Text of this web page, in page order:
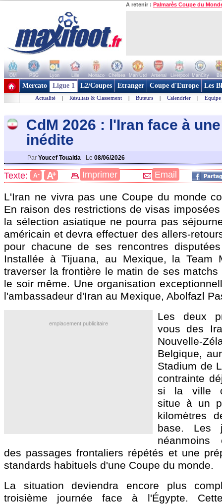
A retenir : Palmarès Coupe du
OM PSG Lyon Lille Monaco Chelsea Man Utd Arsenal Liverpool ManCity
+ de clubs
Mercato Ligue 1 L2/Coupes Etranger Coupe d'Europe Les
Actualité | Résultats & Classement | Buteurs | Calendrier | Equipe
CdM 2026 : l'Iran face à
inédite
Par Youcef Touaitia - Le 08/06/2026
Texte: A- A+ Imprimer Email
L'Iran ne vivra pas une Coupe du monde
En raison des restrictions de visas
la sélection asiatique ne pourra pas
américain et devra effectuer des allers-
pour chacune de ses rencontres
Installée à Tijuana, au Mexique, la Team
traverser la frontière le matin de ses matchs
le soir même. Une organisation
l'ambassadeur d'Iran au Mexique, Abolfazl
emplacement publicitaire
Les deux
vous des
Nouvelle-
Belgique,
Stadium de
contrainte
si la ville
situe à un
kilomètres
base. Les
néanmoins
des passages frontaliers répétés et une
standards habituels d'une Coupe du monde.
La situation deviendra encore plus
troisième journée face à l'Égypte.